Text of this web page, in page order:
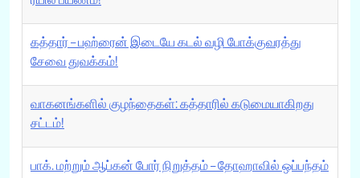
கத்தார் – பஹ்ரைன் இடையே கடல் வழி போக்குவரத்து
சேவை துவக்கம்!
வாகனங்களில் குழந்தைகள்: கத்தாரில் கடுமையாகிறது
சட்டம்!
பாக். மற்றும் ஆப்கன் போர் நிறுத்தம் – தோஹாவில் ஒப்பந்தம்